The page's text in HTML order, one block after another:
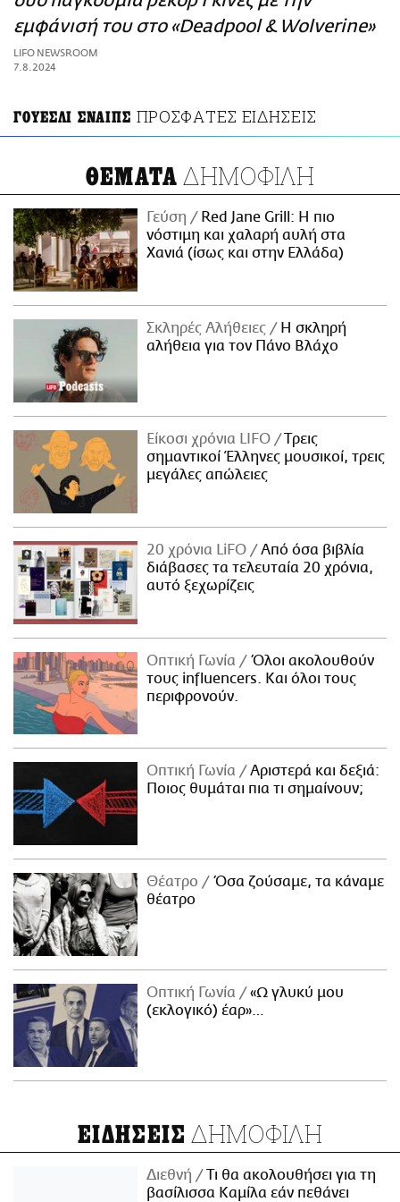
ΑΜΠΑ
PRINT
εμφάνισή του στο «Deadpool & Wolverine»
LIFO NEWSROOM
7.8.2024
ΓΟΥΕΣΛΙ ΣΝΑΙΠΣ ΠΡΟΣΦΑΤΕΣ ΕΙΔΗΣΕΙΣ
ΘΕΜΑΤΑ ΔΗΜΟΦΙΛΗ
Γεύση
Red Jane Grill: Η πιο
νόστιμη και χαλαρή αυλή στα
Χανιά (ίσως και στην Ελλάδα)
Σκληρές Αλήθειες
H σκληρή
αλήθεια για τον Πάνο Βλάχο
Είκοσι χρόνια LIFO
Tρεις
σημαντικοί Έλληνες μουσικοί, τρεις
μεγάλες απώλειες
20 χρόνια LiFO
Από όσα βιβλία
διάβασες τα τελευταία 20 χρόνια,
αυτό ξεχωρίζεις
Οπτική Γωνία
Όλοι ακολουθούν
τους influencers. Και όλοι τους
περιφρονούν.
Οπτική Γωνία
Αριστερά και δεξιά:
Ποιος θυμάται πια τι σημαίνουν;
Θέατρο
Όσα ζούσαμε, τα κάναμε
θέατρο
Οπτική Γωνία
«Ω γλυκύ μου
(εκλογικό) έαρ»…
ΕΙΔΗΣΕΙΣ ΔΗΜΟΦΙΛΗ
Διεθνή
Τι θα ακολουθήσει για τη
βασίλισσα Καμίλα εάν πεθάνει